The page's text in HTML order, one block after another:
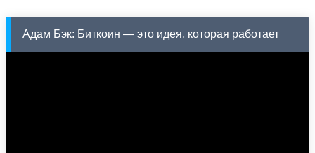
Адам Бэк: Биткоин — это идея, которая работает